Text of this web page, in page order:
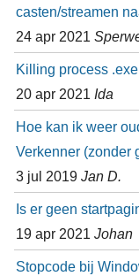
casten/streamen
24 apr 2021
Killing process
20 apr 2021 Ida
Hoe kan ik weer
Verkenner (zonder
3 jul 2019 Jan D.
Is er geen
19 apr 2021 Johan
Stopcode bij